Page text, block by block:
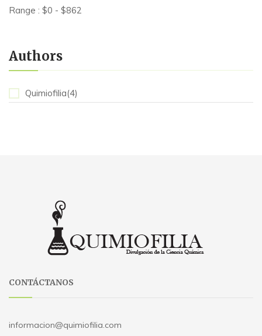
Range : $0 - $862
Authors
Quimiofilia(4)
CONTÁCTANOS
informacion@quimiofilia.com